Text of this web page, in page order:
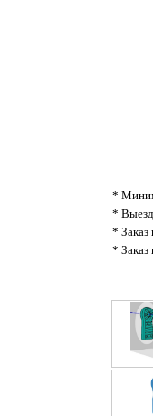
*
* Выезд
* Заказ
* Заказ